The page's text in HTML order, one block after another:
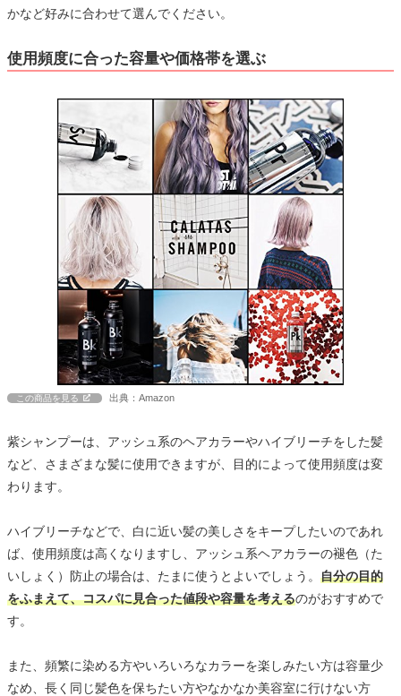
かなど好みに合わせて選んでください。
使用頻度に合った容量や価格帯を選ぶ
この商品を見る 出典：Amazon
紫シャンプーは、アッシュ系のヘアカラーやハイブリーチをした髪
など、さまざまな髪に使用できますが、目的によって使用頻度は変
わります。
ハイブリーチなどで、白に近い髪の美しさをキープしたいのであれ
ば、使用頻度は高くなりますし、アッシュ系ヘアカラーの褪色（た
いしょく）防止の場合は、たまに使うとよいでしょう。 自分の目的
をふまえて、コスパに見合った値段や容量を考えるのがおすすめで
す。
また、頻繁に染める方やいろいろなカラーを楽しみたい方は容量少
なめ、長く同じ髪色を保ちたい方やなかなか美容室に行けない方